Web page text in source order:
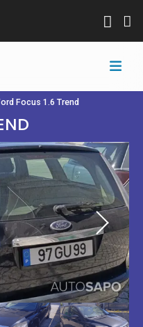
Focus 1.6 Trend